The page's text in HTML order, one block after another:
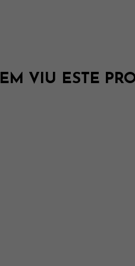
VIU ESTE